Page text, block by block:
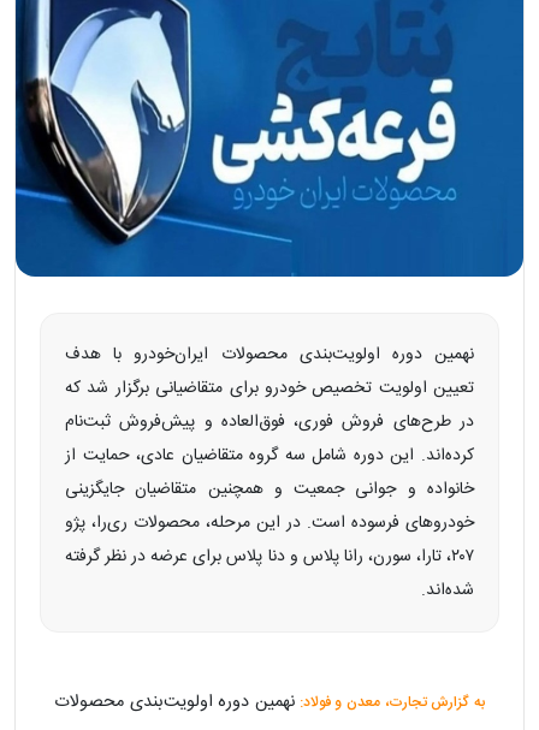
نهمین دوره اولویت‌بندی محصولات ایران‌خودرو با هدف
تعیین اولویت تخصیص خودرو برای متقاضیانی برگزار شد که
در طرح‌های فروش فوری، فوق‌العاده و پیش‌فروش ثبت‌نام
کرده‌اند. این دوره شامل سه گروه متقاضیان عادی، حمایت از
خانواده و جوانی جمعیت و همچنین متقاضیان جایگزینی
خودروهای فرسوده است. در این مرحله، محصولات ری‌را، پژو
۲۰۷، تارا، سورن، رانا پلاس و دنا پلاس برای عرضه در نظر گرفته
شده‌اند.
به گزارش تجارت، معدن و فولاد: نهمین دوره اولویت‌بندی محصولات